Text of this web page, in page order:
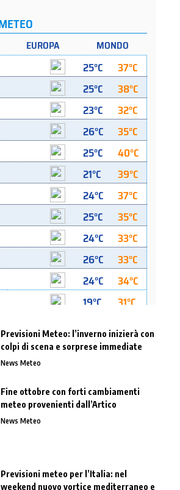
Previsioni Meteo: l’inverno inizierà con
colpi di scena e sorprese immediate
News Meteo
Fine ottobre con forti cambiamenti
meteo provenienti dall’Artico
News Meteo
Previsioni meteo per l’Italia: nel
weekend nuovo vortice mediterraneo e